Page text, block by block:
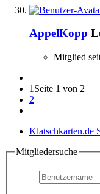
AppelKopp
Mitglied
1 Seite 1 von 2
2
Klatschkarten.de
Mitgliedersuche